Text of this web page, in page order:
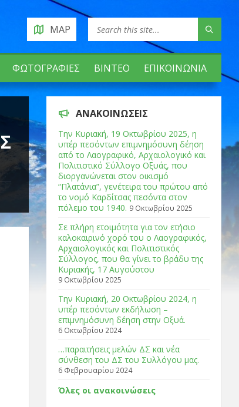
ΦΩΤΟΓΡΑΦΊΕΣ ΒΊΝΤΕΟ ΕΠΙΚΟΙΝΩΝΊΑ
MAP
ΑΝΑΚΟΙΝΏΣΕΙΣ
Tην Κυριακή, 19 Οκτωβρίου 2025, η
υπέρ πεσόντων επιμνημόσυνη δέηση
από το Λαογραφικό, Αρχαιολογικό και
Πολιτιστικό Σύλλογο Οξυάς, που
διοργανώνεται στον οικισμό
“Πλατάνια”, γενέτειρα του πρώτου από
το νομό Καρδίτσας πεσόντα στον
πόλεμο του 1940. 9 Οκτωβρίου 2025
Σε πλήρη ετοιμότητα για τον ετήσιο
καλοκαιρινό χορό του ο Λαογραφικός,
Αρχαιολογικός και Πολιτιστικός
Σύλλογος, που θα γίνει το βράδυ της
Κυριακής, 17 Αυγούστου
9 Οκτωβρίου 2025
Tην Κυριακή, 20 Οκτωβρίου 2024, η
υπέρ πεσόντων εκδήλωση –
επιμνημόσυνη δέηση στην Οξυά.
6 Οκτωβρίου 2024
…παραιτήσεις μελών ΔΣ και νέα
σύνθεση του ΔΣ του Συλλόγου μας.
6 Φεβρουαρίου 2024
Όλες οι ανακοινώσεις